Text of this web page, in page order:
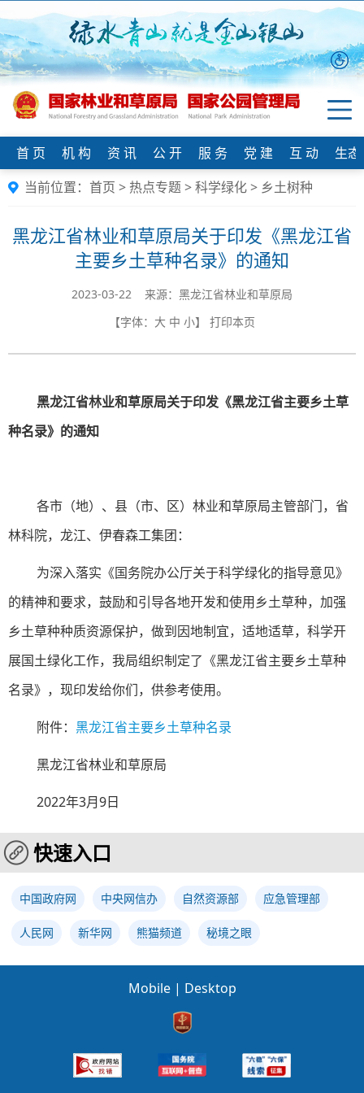
首 页 机 构 资 讯 公 开 服 务 党 建 互 动
生
当前位置： 首页 > 热点专题>科学绿化> 乡土树种
黑龙江省林业和草原局关于印发《黑龙江省
主要乡土草种名录》的通知
2023-03-22 来源：黑龙江省林业和草原局
【字体： 大 中 小】 打印本页
黑龙江省林业和草原局关于印发《黑龙江省主要乡土草
种名录》的通知
各市（地）、县（市、区）林业和草原局主管部门，省
林科院，龙江、伊春森工集团：
为深入落实《国务院办公厅关于科学绿化的指导意见》
的精神和要求，鼓励和引导各地开发和使用乡土草种，加强
乡土草种种质资源保护，做到因地制宜，适地适草，科学开
展国土绿化工作，我局组织制定了《黑龙江省主要乡土草种
名录》，现印发给你们，供参考使用。
附件： 黑龙江省主要乡土草种名录
黑龙江省林业和草原局
2022年3月9日
快速入口
中国政府网 中央网信办 自然资源部 应急管理部
人民网 新华网 熊猫频道 秘境之眼
Mobile | Desktop